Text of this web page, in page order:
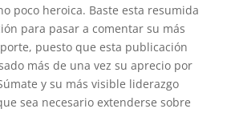
poco heroica. Baste esta resumida
para pasar a comentar su más
puesto que esta publicación
más de una vez su aprecio por
y su más visible liderazgo
sea necesario extenderse sobre